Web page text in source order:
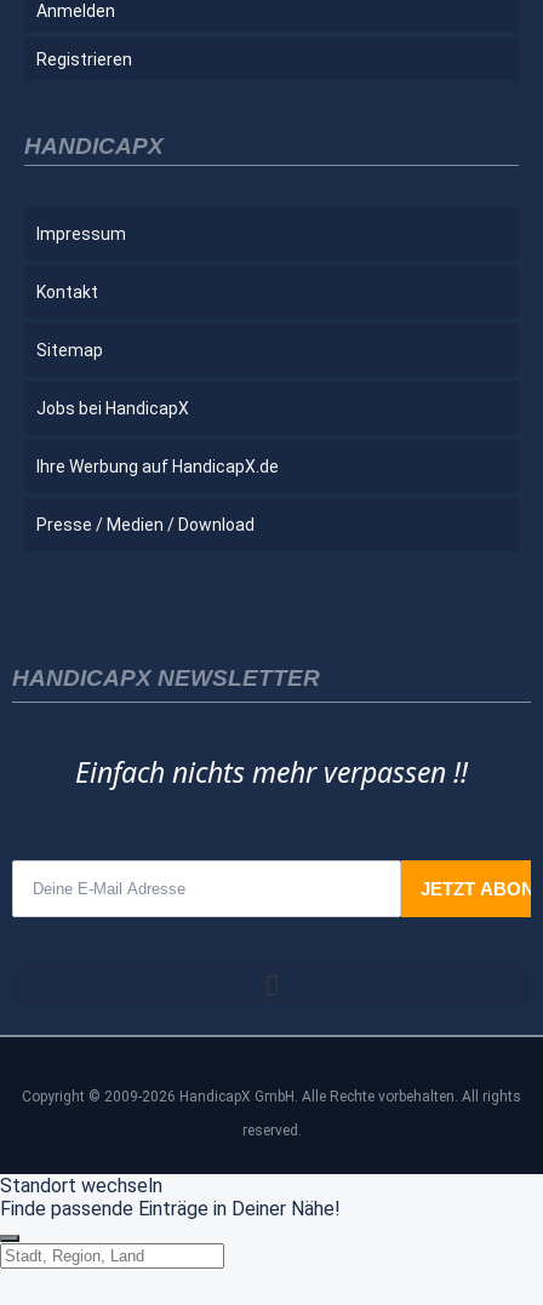
Anmelden
Registrieren
HANDICAPX
Impressum
Kontakt
Sitemap
Jobs bei HandicapX
Ihre Werbung auf HandicapX.de
Presse / Medien / Download
HANDICAPX NEWSLETTER
Einfach nichts mehr verpassen !!
Copyright © 2009-2026 HandicapX GmbH. Alle Rechte vorbehalten. All rights
reserved.
Standort wechseln
Finde passende Einträge in Deiner Nähe!
Standort wechseln